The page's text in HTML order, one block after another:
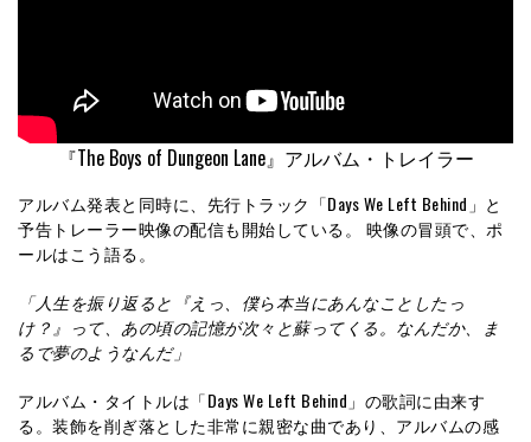
『The Boys of Dungeon Lane』アルバム・トレイラー
アルバム発表と同時に、先行トラック「Days We Left Behind」と
予告トレーラー映像の配信も開始している。 映像の冒頭で、ポ
ールはこう語る。
「人生を振り返ると『えっ、僕ら本当にあんなことしたっ
け？』って、あの頃の記憶が次々と蘇ってくる。なんだか、ま
るで夢のようなんだ」
アルバム・タイトルは「Days We Left Behind」の歌詞に由来す
る。装飾を削ぎ落とした非常に親密な曲であり、アルバムの感